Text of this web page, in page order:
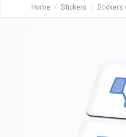
Home Stickers Stickers